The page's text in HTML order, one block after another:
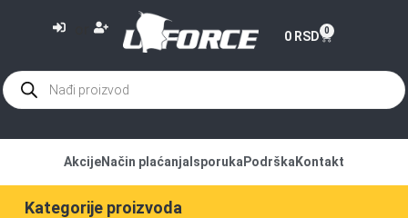
0 RSD 0
Kategorije proizvoda
AkcijeNačin plaćanja Isporuka Podrška Kontakt